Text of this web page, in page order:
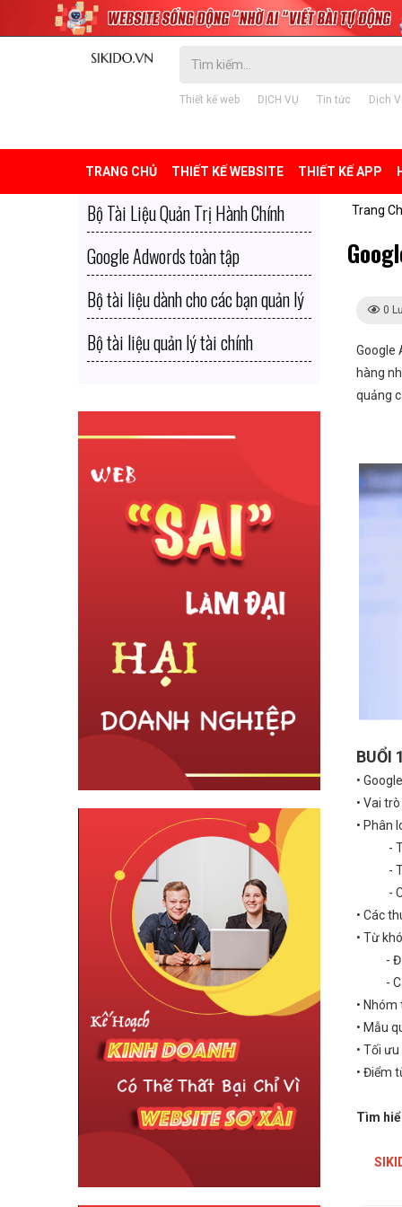
Thiết kế web DỊCH VỤ Tin tức Dịch
TRANG CHỦ THIẾT KẾ WEBSITE THIẾT KẾ APP
Bộ Tài Liệu Quản Trị Hành Chính
Google Adwords toàn tập
Bộ tài liệu dành cho các bạn quản lý
Bộ tài liệu quản lý tài chính
Trang
0
Google
hàng
quảng
BUỔI
•
• Vai
• Phân
- Tài
- Tài
- Cấu
• Các
• Từ
-
- Các
•
• Mẫu
• Tối
• Điểm
Tìm
Bận “Bù Đầu” Với Con Cái Và Công Việc